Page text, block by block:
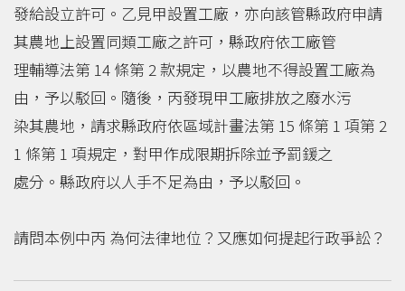
發給設立許可。乙見甲設置工廠，亦向該管縣政府申請
其農地上設置同類工廠之許可，縣政府依工廠管
理輔導法第 14 條第 2 款規定，以農地不得設置工廠為
由，予以駁回。隨後，丙發現甲工廠排放之廢水污
染其農地，請求縣政府依區域計畫法第 15 條第 1 項第 2
1 條第 1 項規定，對甲作成限期拆除並予罰鍰之
處分。縣政府以人手不足為由，予以駁回。
請問本例中丙 為何法律地位？又應如何提起行政爭訟？